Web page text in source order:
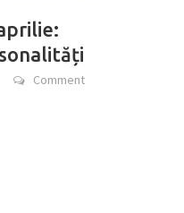
Comment